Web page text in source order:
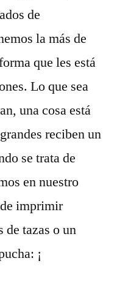
de
la más de
que les está
Lo que sea
una cosa está
reciben un
se trata de
en nuestro
imprimir
de tazas o un
¡